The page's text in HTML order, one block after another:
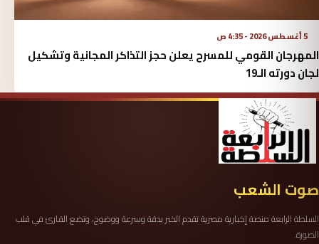
5 أغسطس 2026 - 4:35 ص
المهرجان القومي للمسرح يعلن حجز التذاكر المجانية وتشكيل
لجان دورته الـ19
صوت الشعب
السلطة الرابعة منصة إخبارية مصرية تقدم الخبر بدقة وسرعة ووضوح، وتضع القارئ في قلب
الصورة.